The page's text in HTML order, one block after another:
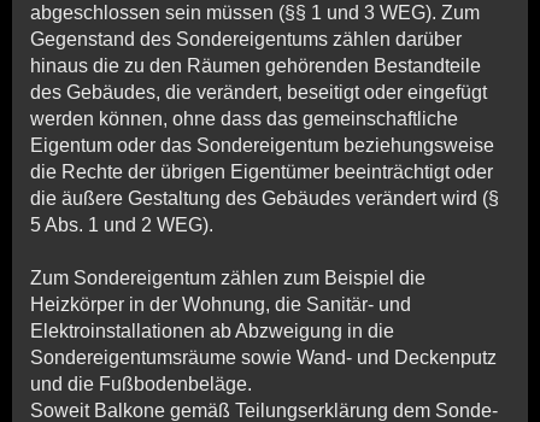
abgeschlossen sein müssen (§§ 1 und 3 WEG). Zum
Gegenstand des Sondereigentums zählen darüber
hinaus die zu den Räumen gehörenden Bestandteile
des Gebäudes, die verändert, beseitigt oder eingefügt
werden können, ohne dass das gemeinschaftliche
Eigentum oder das Son­der­ei­gen­tum be­zie­hungs­weise
die Rechte der übrigen Eigentümer beeinträchtigt oder
die äußere Gestaltung des Gebäudes verändert wird (§
5 Abs. 1 und 2 WEG).
Zum Sondereigentum zählen zum Beispiel die
Heizkörper in der Wohnung, die Sanitär- und
Elektroinstallationen ab Abzweigung in die
Sondereigentumsräume sowie Wand- und Deckenputz
und die Fußbodenbeläge.
Soweit Balkone gemäß Teilungserklärung dem Son­de­